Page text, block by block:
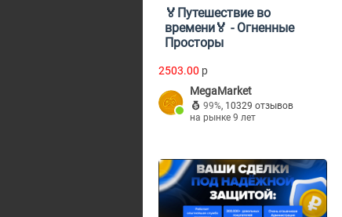
🏅Путешествие во
времени🏅 - Огненные
Просторы
2503.00 p
MegaMarket
99%, 10329 отзывов
на рынке 9 лет